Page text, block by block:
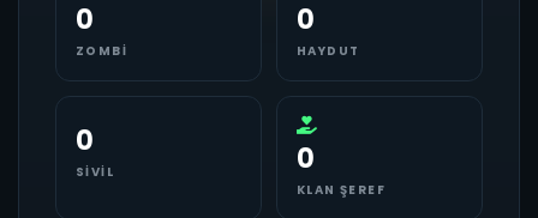
0
ZOMBI
0
HAYDUT
0
SIVIL 0
KLAN ŞEREF